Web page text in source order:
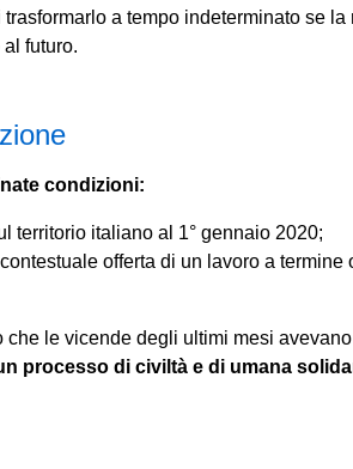
a tempo indeterminato se la
futuro.
condizioni:
territorio italiano al 1° gennaio 2020;
offerta di un lavoro a
che le vicende degli ultimi mesi
processo di civiltà e di umana